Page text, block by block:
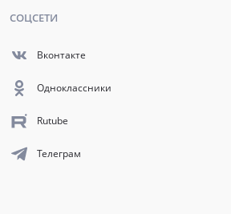
СОЦСЕТИ
Вконтакте
Одноклассники
Rutube
Телеграм